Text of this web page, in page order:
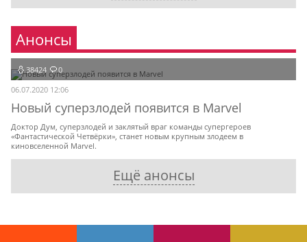
Анонсы
38424 0
06.07.2020 12:06
Новый суперзлодей появится в Marvel
Доктор Дум, суперзлодей и заклятый враг команды супергероев
«Фантастической Четвёрки», станет новым крупным злодеем в
киновселенной Marvel.
Ещё анонсы